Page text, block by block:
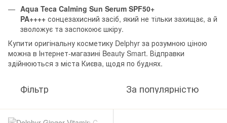
Aqua Teca Calming Sun Serum SPF50+
PA++++ сонцезахисний засіб, який не тільки захищає, а й
зволожує та заспокоює шкіру.
Купити оригінальну косметику Delphyr за розумною ціною
можна в Інтернет-магазині Beauty Smart. Відправки
здійнюються з міста Києва, щодя по буднях.
Фільтр За популярністю